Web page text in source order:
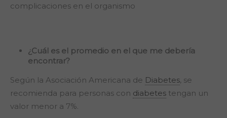
complicaciones en el organismo
¿Cuál es el promedio en el que me debería
encontrar?
Según la Asociación Americana de Diabetes, se
recomienda para personas con diabetes tengan un
valor menor a 7%.